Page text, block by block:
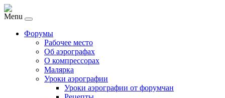
Menu
Форумы
Рабочее место
Об аэрографах
О компрессорах
Малярка
Уроки аэрографии
Уроки аэрографии от форумчан